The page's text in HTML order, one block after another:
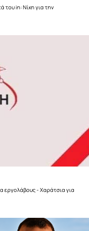
του in: Νίκη για την
εργολάβους - Χαράτσια για